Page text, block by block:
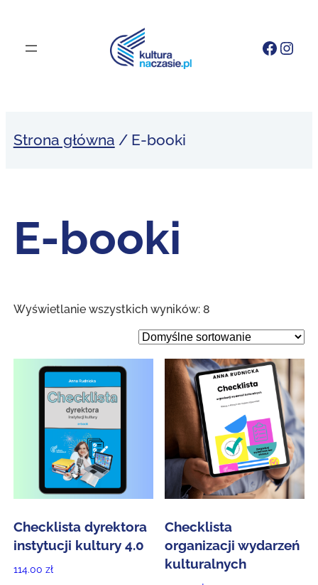
treści
Strona główna / E-booki
E-booki
Wyświetlanie wszystkich wyników: 8
Checklista dyrektora
instytucji kultury 4.0
114.00 zł
Checklista
organizacji wydarzeń
kulturalnych